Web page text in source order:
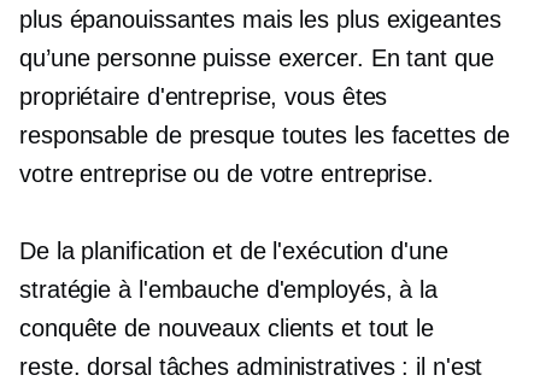
plus épanouissantes mais les plus exigeantes
qu’une personne puisse exercer. En tant que
propriétaire d'entreprise, vous êtes
responsable de presque toutes les facettes de
votre entreprise ou de votre entreprise.
De la planification et de l'exécution d'une
stratégie à l'embauche d'employés, à la
conquête de nouveaux clients et tout le
reste.dorsal tâches administratives : il n'est